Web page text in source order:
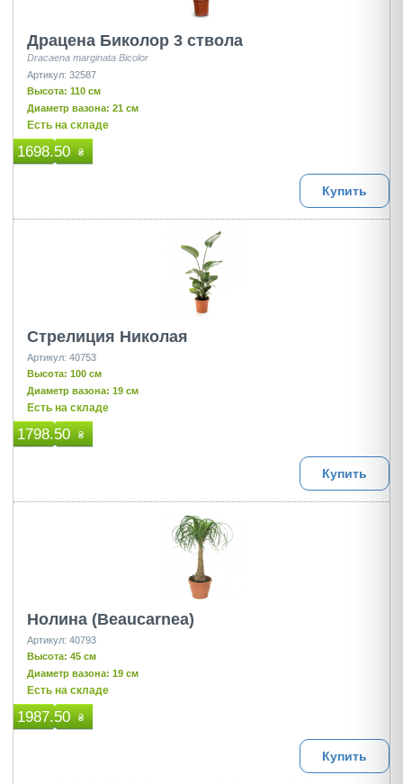
Драцена Биколор 3 ствола
Dracaena marginata Bicolor
Артикул: 32587
Высота: 110 см
Диаметр вазона: 21 см
Есть на складе
1698.50 ₴
Купить
Стрелиция Николая
Артикул: 40753
Высота: 100 см
Диаметр вазона: 19 см
Есть на складе
1798.50 ₴
Купить
Нолина (Beaucarnea)
Артикул: 40793
Высота: 45 см
Диаметр вазона: 19 см
Есть на складе
1987.50 ₴
Купить